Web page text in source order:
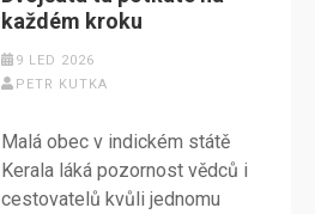
každém kroku
9 LED 2026
PETR KUTKA
Malá obec v indickém státě
Kerala láká pozornost vědců i
cestovatelů kvůli jednomu